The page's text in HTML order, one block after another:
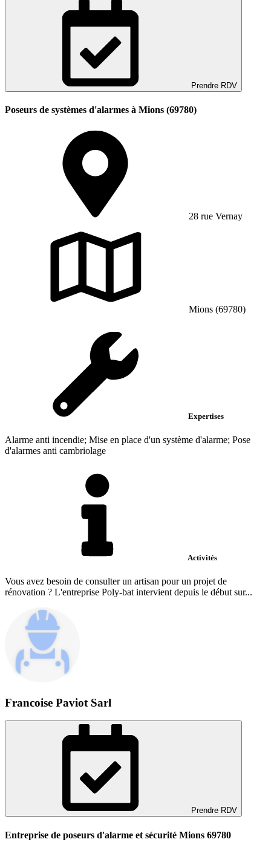
Prendre RDV
Poseurs de systèmes d'alarmes à Mions (69780)
28 rue Vernay
Mions (69780)
Expertises
Alarme anti incendie; Mise en place d'un système d'alarme; Pose
d'alarmes anti cambriolage
Activités
Vous avez besoin de consulter un artisan pour un projet de
rénovation ? L'entreprise Poly-bat intervient depuis le début sur...
Francoise Paviot Sarl
Prendre RDV
Entreprise de poseurs d'alarme et sécurité Mions 69780